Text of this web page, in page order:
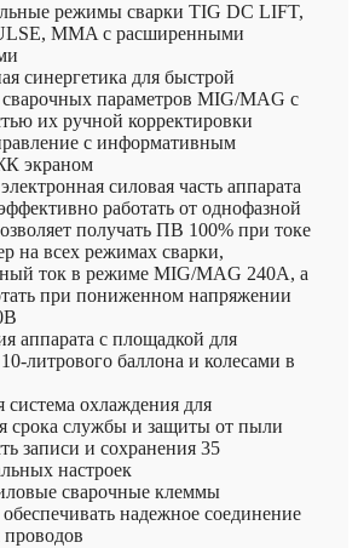
режимы сварки TIG DC LIFT,
MMA c расширенными
синергетика для быстрой
параметров MIG/MAG с
их ручной корректировки
с информативным
экраном
силовая часть аппарата
работать от однофазной
получать ПВ 100% при токе
на всех режимах сварки,
ток в режиме MIG/MAG 240А, а
при пониженном напряжении
аппарата с площадкой для
литрового баллона и колесами в
система охлаждения для
срока службы и защиты от пыли
записи и сохранения 35
настроек
сварочные клеммы
надежное соединение